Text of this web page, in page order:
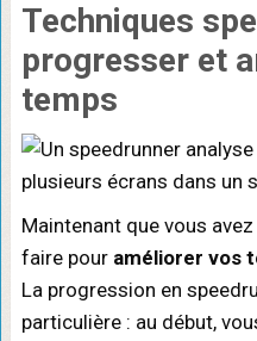
Techniques
progresser et
temps
Maintenant que vous
faire pour améliorer vos
La progression en
particulière : au début,